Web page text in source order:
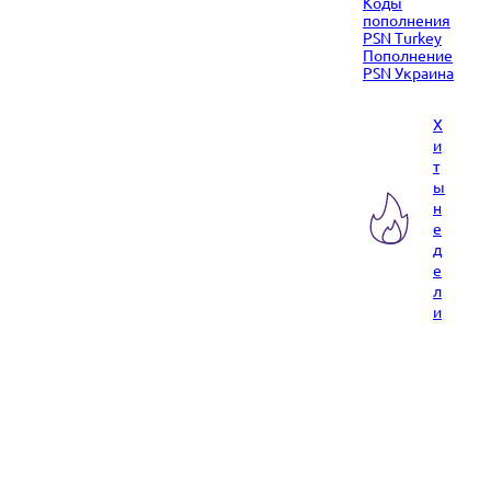
пополнения
PSN Turkey
Пополнение
PSN Украина
Х
и
т
ы
н
е
д
е
л
и